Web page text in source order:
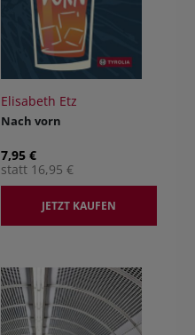
Elisabeth Etz
Nach vorn
7,95 €
statt 16,95 €
JETZT KAUFEN